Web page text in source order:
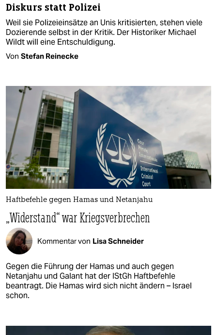
Diskurs statt Polizei
Weil sie Polizeieinsätze an Unis kritisierten, stehen viele
Dozierende selbst in der Kritik. Der Historiker Michael
Wildt will eine Entschuldigung.
Von Stefan Reinecke
Haftbefehle gegen Hamas und Netanjahu
„Widerstand“ war Kriegsverbrechen
Kommentar von Lisa Schneider
Gegen die Führung der Hamas und auch gegen
Netanjahu und Galant hat der IStGh Haftbefehle
beantragt. Die Hamas wird sich nicht ändern – Israel
schon.